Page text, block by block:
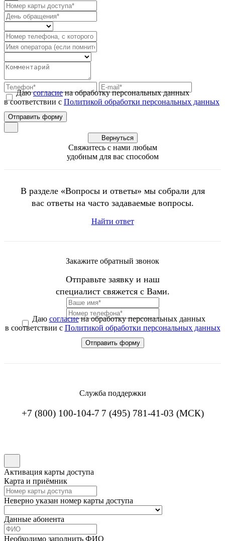
Даюсогласиена обработку персональных данных
в соответствии с Политикой обработки персональных данных
Вернуться
Свяжитесь с нами любым
удобным для вас способом
В разделе «Вопросы и ответы» мы собрали для
вас ответы на часто задаваемые вопросы.
Найти ответ
Закажите обратный звонок
Отправьте заявку и наш
специалист свяжется с Вами.
Даю согласиена обработку персональных данных
в соответствии с Политикой обработки персональных данных
Служба поддержки
+7 (800) 100-104-7 7 (495) 781-41-03 (МСК)
Активация карты доступа
Карта и приёмник
Неверно указан номер карты доступа
Данные абонента
Необходимо заполнить ФИО